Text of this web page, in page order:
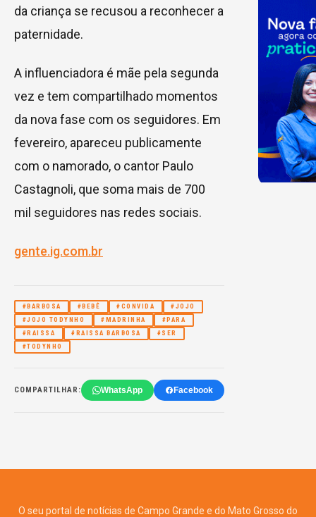
da criança se recusou a reconhecer a
paternidade.
A influenciadora é mãe pela segunda
vez e tem compartilhado momentos
da nova fase com os seguidores. Em
fevereiro, apareceu publicamente
com o namorado, o cantor Paulo
Castagnoli, que soma mais de 700
mil seguidores nas redes sociais.
gente.ig.com.br
#BARBOSA #BEBÊ #CONVIDA
#JOJO
#JOJO TODYNHO
#MADRINHA
#PARA
#RAISSA
#RAISSA BARBOSA
#SER
#TODYNHO
COMPARTILHAR: WhatsApp Facebook
O seu portal de notícias de Campo Grande e do Mato Grosso do